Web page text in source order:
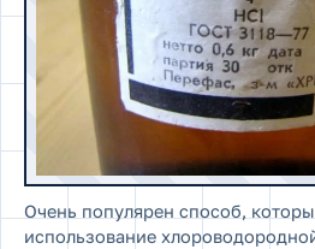
Очень популярен способ,
использование